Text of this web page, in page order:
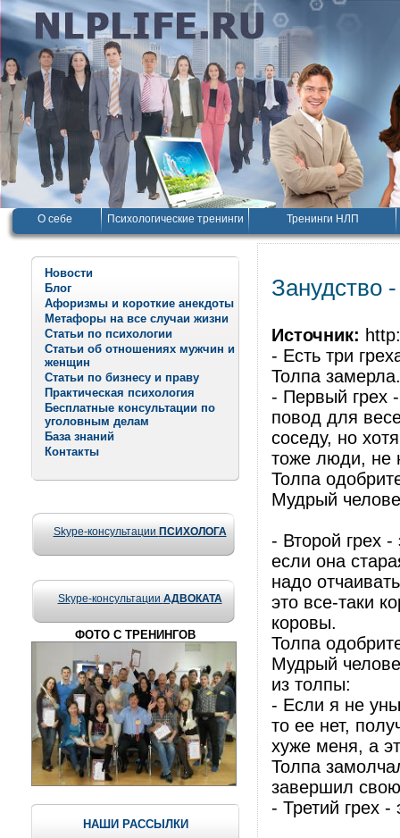
О себе Психологические тренинги Тренинги НЛП
Новости
Блог
Афоризмы и короткие анекдоты
Метафоры на все случаи жизни
Статьи по психологии
Статьи об отношениях мужчин и
женщин
Статьи по бизнесу и праву
Практическая психология
Бесплатные консультации по
уголовным делам
База знаний
Контакты
Skype-консультации ПСИХОЛОГА
Skype-консультации АДВОКАТА
ФОТО С ТРЕНИНГОВ
НАШИ РАССЫЛКИ
Занудство -
Источник:
- Есть три
Толпа замерла.
- Первый грех
повод для
соседу, но
тоже люди, не
Толпа
Мудрый
- Второй грех
если она
надо
это все-таки
коровы.
Толпа
Мудрый
из толпы:
- Если я не
то ее нет,
хуже меня, а
Толпа
завершил
- Третий грех -